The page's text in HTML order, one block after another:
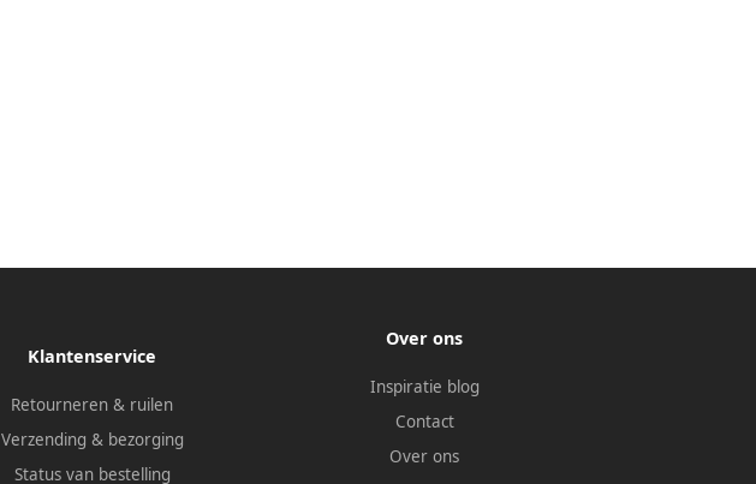
Klantenservice
Retourneren & ruilen
Verzending & bezorging
Status van bestelling
Over ons
Inspiratie blog
Contact
Over ons